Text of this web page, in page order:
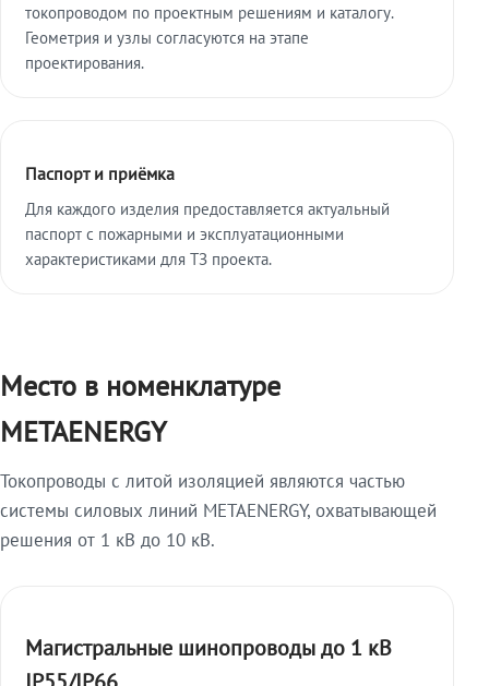
токопроводом по проектным решениям и каталогу.
Геометрия и узлы согласуются на этапе
проектирования.
Паспорт и приёмка
Для каждого изделия предоставляется актуальный
паспорт с пожарными и эксплуатационными
характеристиками для ТЗ проекта.
Место в номенклатуре
METAENERGY
Токопроводы с литой изоляцией являются частью
системы силовых линий METAENERGY, охватывающей
решения от 1 кВ до 10 кВ.
Магистральные шинопроводы до 1 кВ